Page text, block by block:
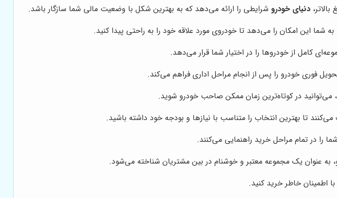
دنیای خودرو شرایطی را ارائه می‌دهد که به بهترین شکل با وضعیت مالی شما سازگار باشد.
شما این امکان را می‌دهد تا خودروی مورد علاقه خود را به راحتی پیدا کنید.
کامل از خودروها را در اختیار شما قرار می‌دهد.
فوری خودرو را پس از انجام مراحل اداری فراهم می‌کند.
، می‌توانید در کوتاه‌ترین زمان ممکن صاحب خودرو شوید.
تا بهترین انتخاب را متناسب با نیازها و بودجه خود داشته باشید.
را در تمام مراحل خرید راهنمایی می‌کنند.
به عنوان یک مجموعه معتبر و خوشنام در بین مشتریان شناخته می‌شود.
اطمینان خاطر خرید کنید.